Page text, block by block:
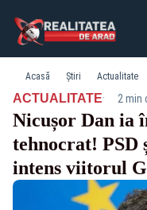
Acasă Știri Actualitate
ACTUALITATE· 2 min
Nicușor Dan ia
tehnocrat! PSD
intens viitorul